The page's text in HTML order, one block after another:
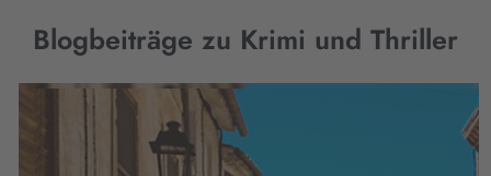
Blogbeiträge zu Krimi und Thriller